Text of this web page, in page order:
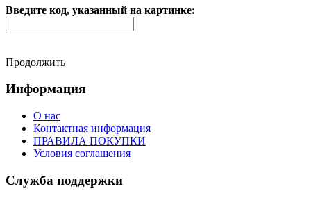
Введите код, указанный на картинке:
Продолжить
Информация
О нас
Контактная информация
ПРАВИЛА ПОКУПКИ
Условия соглашения
Служба поддержки